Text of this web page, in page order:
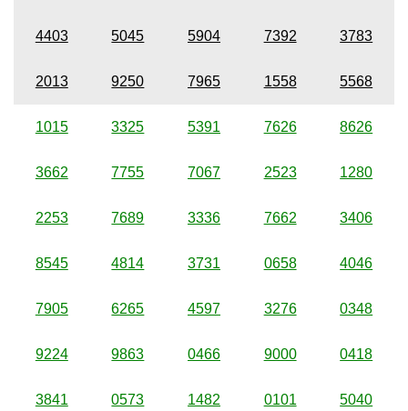
4403 5045 5904 7392 3783
2013 9250 7965 1558 5568
1015 3325 5391 7626 8626
3662 7755 7067 2523 1280
2253 7689 3336 7662 3406
8545 4814 3731 0658 4046
7905 6265 4597 3276 0348
9224 9863 0466 9000 0418
3841 0573 1482 0101 5040